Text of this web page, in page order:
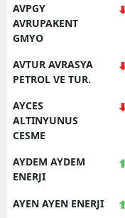
AVPGY
AVRUPAKENT
GMYO
AVTUR AVRASYA
PETROL VE TUR.
AYCES
ALTINYUNUS
CESME
AYDEM AYDEM
ENERJI
AYEN AYEN ENERJI